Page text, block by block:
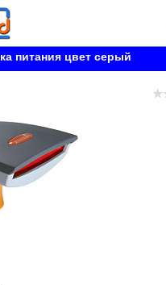
питания цвет серый